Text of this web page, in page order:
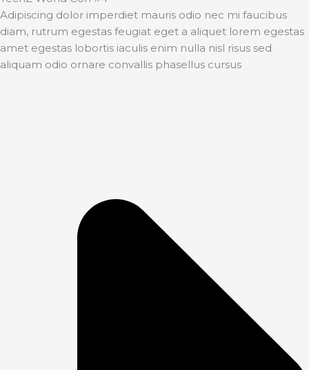
Adipiscing dolor imperdiet mauris odio nec mi faucibus
diam, rutrum egestas feugiat eget a aliquet lorem egestas
amet egestas lobortis iaculis enim nulla nisl risus sed
aliquam odio ornare convallis phasellus cursus